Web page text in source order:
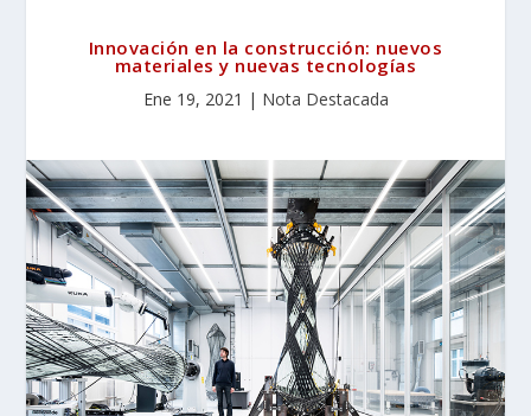
Innovación en la construcción: nuevos
materiales y nuevas tecnologías
Ene 19, 2021 | Nota Destacada